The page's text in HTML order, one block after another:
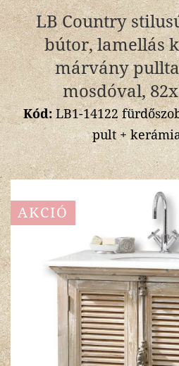
LB Country
bútor, lamellás
márvány
mosdóval,
Kód:LB1-14122
pult +
AKCIÓ